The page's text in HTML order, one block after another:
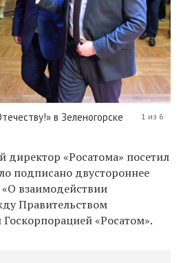
в Зеленогорске 1 из 6
директор «Росатома» посетил
подписано двустороннее
взаимодействии
Правительством
«Росатом».